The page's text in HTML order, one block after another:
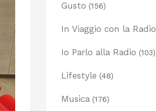
Gusto (156)
In Viaggio con la Radio
Io Parlo alla Radio (103)
Lifestyle (48)
Musica (176)